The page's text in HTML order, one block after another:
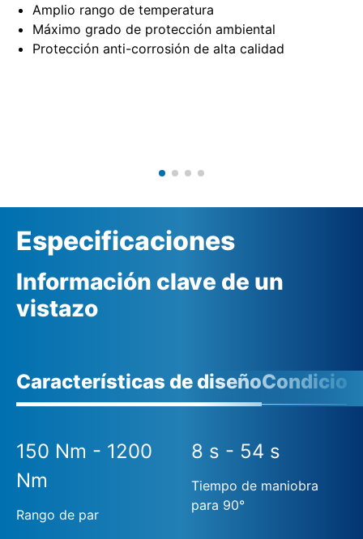
Amplio rango de temperatura
Máximo grado de protección ambiental
Protección anti-corrosión de alta calidad
Especificaciones
Información clave de un
vistazo
Características de diseño
150 Nm - 1200
Nm
Rango de par
8 s - 54 s
Tiempo de maniobra
para 90°